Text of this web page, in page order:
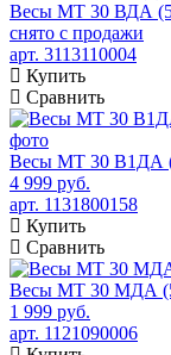
Весы МТ 30 ВДА (5/
снято с продажи
арт. 3113110004
Купить
Сравнить
Весы МТ 30 В1ДА
4 999 руб.
арт. 1131800158
Купить
Сравнить
Весы МТ 30 МДА
1 999 руб.
арт. 1121090006